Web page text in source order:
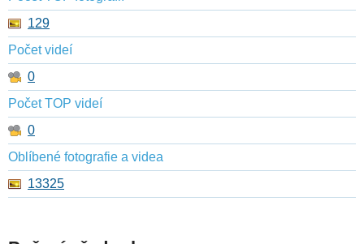
129
Počet videí
0
Počet TOP videí
0
Oblíbené fotografie a videa
13325